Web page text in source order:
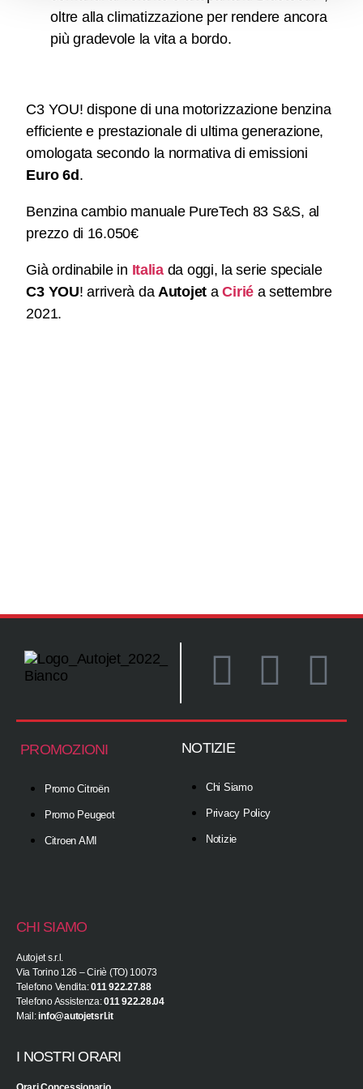
oltre alla climatizzazione per rendere ancora
più gradevole la vita a bordo.
C3 YOU! dispone di una motorizzazione benzina
efficiente e prestazionale di ultima generazione,
omologata secondo la normativa di emissioni
Euro 6d.
Benzina cambio manuale PureTech 83 S&S, al
prezzo di 16.050€
Già ordinabile in Italiada oggi, la serie speciale
C3 YOU! arriverà da Autojet aCirié a settembre
2021.
PROMOZIONI
Promo Citroën
Promo Peugeot
Citroen AMI
NOTIZIE
Chi Siamo
Privacy Policy
Notizie
CHI SIAMO
Autojet s.r.l.
Via Torino 126 – Ciriè (TO) 10073
Telefono Vendita:011 922.27.88
Telefono Assistenza:011 922.28.04
Mail:info@autojetsrl.it
I NOSTRI ORARI